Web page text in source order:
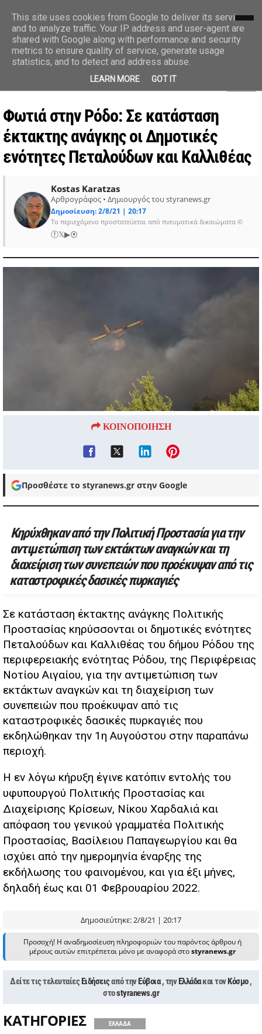
styranews.gr
Ειδήσεις-Γεγονότα-Επικαιρότητα
Φωτιά στην Ρόδο: Σε κατάσταση
έκτακτης ανάγκης οι Δημοτικές
ενότητες Πεταλούδων και Καλλιθέας
Kostas Karatzas
Αρθρογράφος • Δημιουργός του styranews.gr
Δημοσίευση: 2/8/21 | 20:17
Το περιεχόμενο προστατεύεται από πνευματικά δικαιώματα ©
ⓕ𝕏▶⦿
ΚΟΙΝΟΠΟΙΗΣΗ
Προσθέστε το styranews.gr στην Google
Κηρύχθηκαν από την Πολιτική Προστασία για την
αντιμετώπιση των εκτάκτων αναγκών και τη
διαχείριση των συνεπειών που προέκυψαν από τις
καταστροφικές δασικές πυρκαγιές
Σε κατάσταση έκτακτης ανάγκης Πολιτικής
Προστασίας κηρύσσονται οι δημοτικές ενότητες
Πεταλούδων και Καλλιθέας του δήμου Ρόδου της
περιφερειακής ενότητας Ρόδου, της Περιφέρειας
Νοτίου Αιγαίου, για την αντιμετώπιση των
εκτάκτων αναγκών και τη διαχείριση των
συνεπειών που προέκυψαν από τις
καταστροφικές δασικές πυρκαγιές που
εκδηλώθηκαν την 1η Αυγούστου στην παραπάνω
περιοχή.
Η εν λόγω κήρυξη έγινε κατόπιν εντολής του
υφυπουργού Πολιτικής Προστασίας και
Διαχείρισης Κρίσεων, Νίκου Χαρδαλιά και
απόφαση του γενικού γραμματέα Πολιτικής
Προστασίας, Βασίλειου Παπαγεωργίου και θα
ισχύει από την ημερομηνία έναρξης της
εκδήλωσης του φαινομένου, και για έξι μήνες,
δηλαδή έως και 01 Φεβρουαρίου 2022.
Δημοσιεύτηκε: 2/8/21 | 20:17
Προσοχή! Η αναδημοσίευση πληροφοριών του παρόντος άρθρου ή
μέρους αυτών επιτρέπεται μόνο με αναφορά στοstyranews.gr
Δείτε τις τελευταίεςΕιδήσειςαπό τηνΕύβοια , τηνΕλλάδακαι τονΚόσμο,
στοstyranews.gr
ΚΑΤΗΓΟΡΙΕΣ ΕΛΛΑΔΑ
This site uses cookies from Google to deliver its services
and to analyze traffic. Your IP address and user-agent are
shared with Google along with performance and security
metrics to ensure quality of service, generate usage
statistics, and to detect and address abuse.
LEARN MORE GOT IT